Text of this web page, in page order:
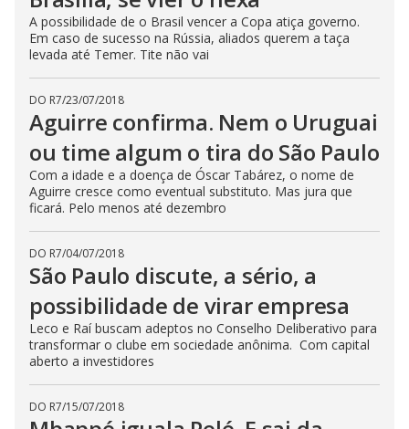
A possibilidade de o Brasil vencer a Copa atiça governo.
Em caso de sucesso na Rússia, aliados querem a taça
levada até Temer. Tite não vai
DO R7/23/07/2018
Aguirre confirma. Nem o Uruguai
ou time algum o tira do São Paulo
Com a idade e a doença de Óscar Tabárez, o nome de
Aguirre cresce como eventual substituto. Mas jura que
ficará. Pelo menos até dezembro
DO R7/04/07/2018
São Paulo discute, a sério, a
possibilidade de virar empresa
Leco e Raí buscam adeptos no Conselho Deliberativo para
transformar o clube em sociedade anônima. Com capital
aberto a investidores
DO R7/15/07/2018